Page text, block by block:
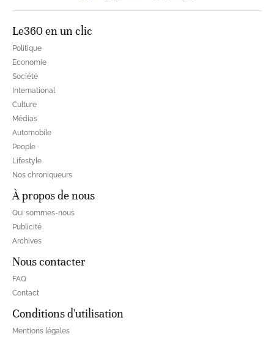
Le360 en un clic
Politique
Economie
Société
International
Culture
Médias
Automobile
People
Lifestyle
Nos chroniqueurs
À propos de nous
Qui sommes-nous
Publicité
Archives
Nous contacter
FAQ
Contact
Conditions d'utilisation
Mentions légales